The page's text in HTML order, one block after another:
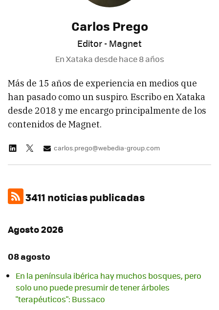
Carlos Prego
Editor - Magnet
En Xataka desdehace 8 años
Más de 15 años de experiencia en medios que
han pasado como un suspiro. Escribo en Xataka
desde 2018 y me encargo principalmente de los
contenidos de Magnet.
carlos.prego@webedia-group.com
3411 noticias publicadas
Agosto 2026
08 agosto
En la península ibérica hay muchos bosques, pero
solo uno puede presumir de tener árboles
"terapéuticos": Bussaco